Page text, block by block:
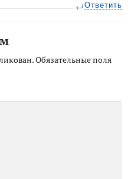
Ответить
Обязательные поля